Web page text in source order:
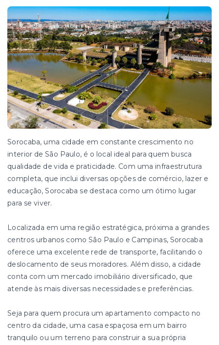
Sorocaba, uma cidade em constante crescimento no
interior de São Paulo, é o local ideal para quem busca
qualidade de vida e praticidade. Com uma infraestrutura
completa, que inclui diversas opções de comércio, lazer e
educação, Sorocaba se destaca como um ótimo lugar
para se viver.
Localizada em uma região estratégica, próxima a grandes
centros urbanos como São Paulo e Campinas, Sorocaba
oferece uma excelente rede de transporte, facilitando o
deslocamento de seus moradores. Além disso, a cidade
conta com um mercado imobiliário diversificado, que
atende às mais diversas necessidades e preferências.
Seja para quem procura um apartamento compacto no
centro da cidade, uma casa espaçosa em um bairro
tranquilo ou um terreno para construir a sua própria